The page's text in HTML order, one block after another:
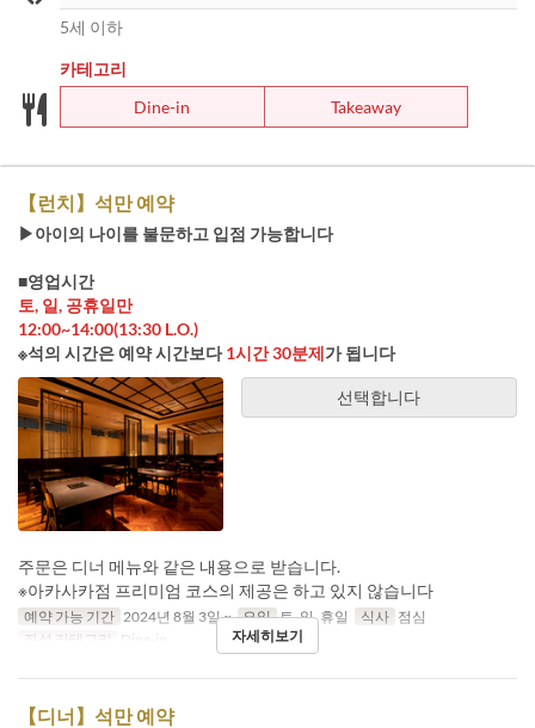
5세 이하
카테고리
Dine-in
Takeaway
【런치】석만 예약
▶아이의 나이를 불문하고 입점 가능합니다
■영업시간
토, 일, 공휴일만
12:00~14:00(13:30 L.O.)
※석의 시간은 예약 시간보다1시간 30분제가 됩니다
선택합니다
주문은 디너 메뉴와 같은 내용으로 받습니다.
※아카사카점 프리미엄 코스의 제공은 하고 있지 않습니다
예약 가능 기간 2024년 8월 3일 ~ 요일 토, 일, 휴일 식사 점심
좌석 카테고리
Dine-in 자세히보기
【디너】석만 예약